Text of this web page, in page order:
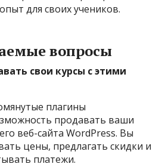
для своих учеников.
вопросы
свои курсы с этими
плагины
продавать ваши
веб-сайта WordPress. Вы
цены, предлагать скидки и
платежи.